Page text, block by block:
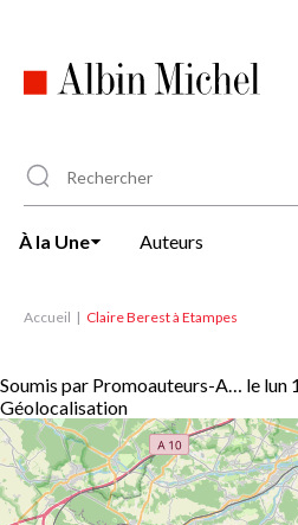
principal
À la Une Auteurs
Accueil Claire Berest à Etampes
Soumis par Promoauteurs-A… le lun
Géolocalisation